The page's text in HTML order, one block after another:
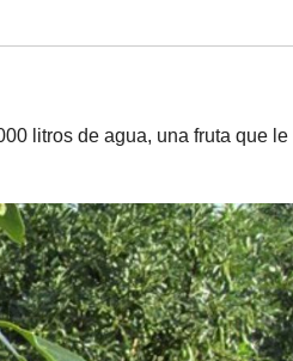
litros de agua, una fruta que le